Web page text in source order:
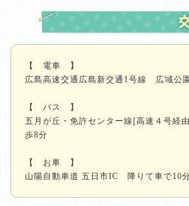
【 電車 】
広島高速交通広島新交通1号線 広域公
【 バス 】
五月が丘・免許センター線[高速４号
歩8分
【 お車 】
山陽自動車道 五日市IC 降りて車で10